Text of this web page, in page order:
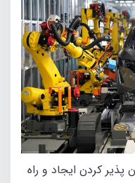
پذیر کردن ایجاد و راه